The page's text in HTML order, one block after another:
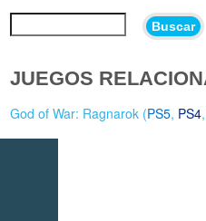
Buscar
JUEGOS
God of War: Ragnarok (PS5, PS4,